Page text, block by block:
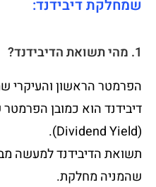
שמחלקת דיבידנד:
1. מהי תשואת הדיבידנד?
הפרמטר הראשון והעיקרי
דיבידנד הוא כמובן
(Dividend Yield).
תשואת הדיבידנד למעשה
שהמניה מחלקת.